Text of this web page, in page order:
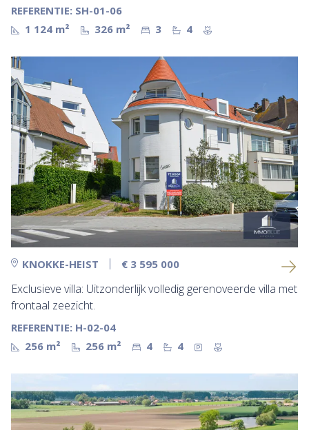
REFERENTIE: SH-01-06
1 124 m²
326 m² 3 4
KNOKKE-HEIST € 3 595 000
Exclusieve villa: Uitzonderlijk volledig gerenoveerde villa met
frontaal zeezicht.
REFERENTIE: H-02-04
256 m²
256 m² 4 4